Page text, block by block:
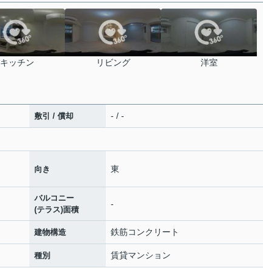
キッチン リビング 洋室
敷引 / 償却 - / -
向き 東
バルコニー
(テラス)面積
-
建物構造 鉄筋コンクリート
種別 賃貸マンション